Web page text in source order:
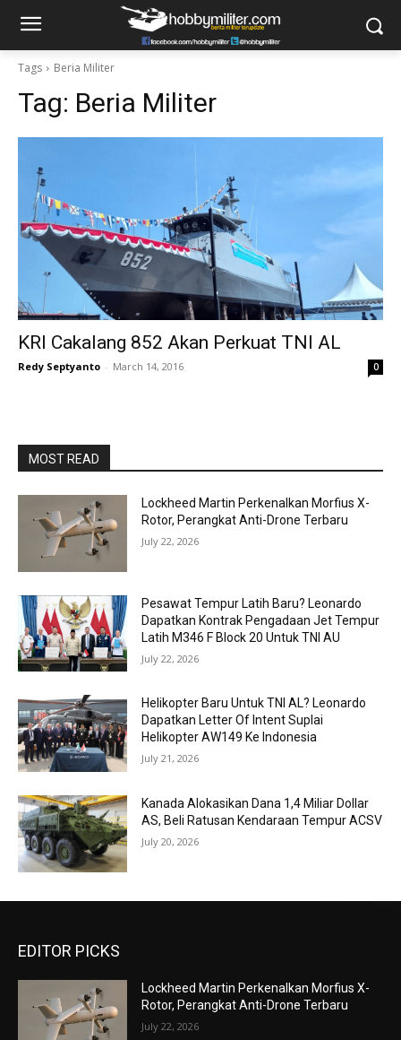
Tags Beria Militer
Tag: Beria Militer
KRI Cakalang 852 Akan Perkuat TNI AL
Redy Septyanto - March 14, 2016 0
MOST READ
Lockheed Martin Perkenalkan Morfius X-
Rotor, Perangkat Anti-Drone Terbaru
July 22, 2026
Pesawat Tempur Latih Baru? Leonardo
Dapatkan Kontrak Pengadaan Jet Tempur
Latih M346 F Block 20 Untuk TNI AU
July 22, 2026
Helikopter Baru Untuk TNI AL? Leonardo
Dapatkan Letter Of Intent Suplai
Helikopter AW149 Ke Indonesia
July 21, 2026
Kanada Alokasikan Dana 1,4 Miliar Dollar
AS, Beli Ratusan Kendaraan Tempur ACSV
July 20, 2026
EDITOR PICKS
Lockheed Martin Perkenalkan Morfius X-
Rotor, Perangkat Anti-Drone Terbaru
July 22, 2026